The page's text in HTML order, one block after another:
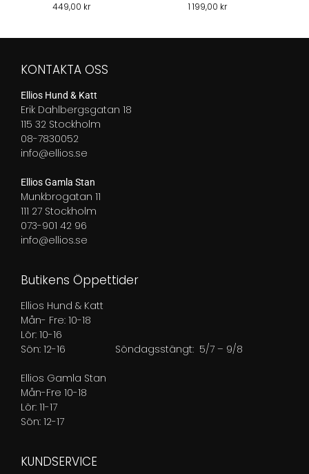
449,00 kr 1 199,00 kr
KONTAKTA OSS
Ellios Hund & Katt
Erik Dahlbergsgatan 18
115 32 Stockholm
08-7830052
info@ellios.se
Ellios Gamla Stan
Munkbrogatan 11
111 27 Stockholm
073-901 42 96
info@ellios.se
Butikens Öppettider
Ellios Hund & Katt
Mån- Fre: 10-18
Lör: 10-16
Sön: 12-16 Söndagsstängt: 5/7 – 9/8
Ellios Gamla Stan
Mån-Fre 10-18
Lör: 11-17
Sön: 12-17
KUNDSERVICE